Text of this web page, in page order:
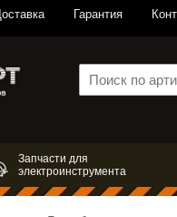
Гарантия
Запчасти для
электроинструмента